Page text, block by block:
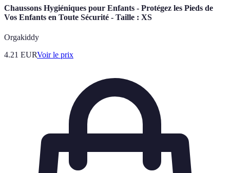
Chaussons Hygiéniques pour Enfants - Protégez les Pieds de
Vos Enfants en Toute Sécurité - Taille : XS
Orgakiddy
4.21 EURVoir le prix